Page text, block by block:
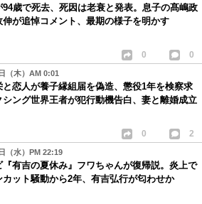
94歳で死去、死因は老衰と発表。息子の髙嶋政
伸が追悼コメント、最期の様子を明かす
0 0
（木）AM 0:01
と恋人が養子縁組届を偽造、懲役1年を検察求
シング世界王者が犯行動機告白、妻と離婚成立
0 2
（水）PM 22:19
『有吉の夏休み』フワちゃんが復帰説。炎上で
カット騒動から2年、有吉弘行が匂わせか